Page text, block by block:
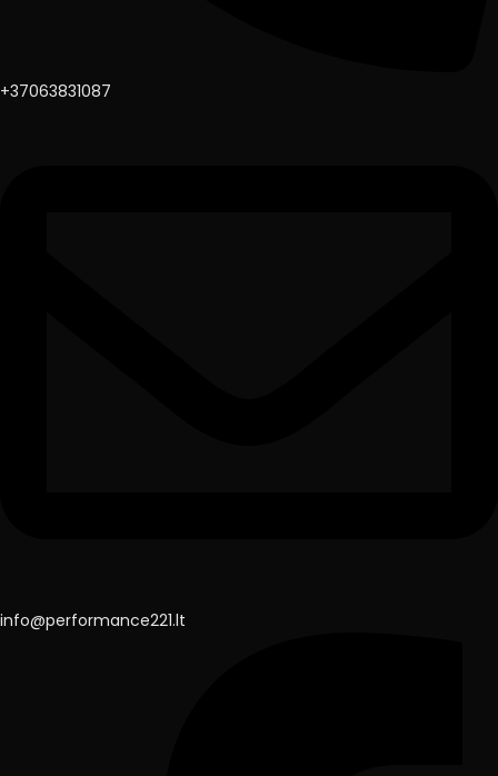
+37063831087
info@performance221.lt